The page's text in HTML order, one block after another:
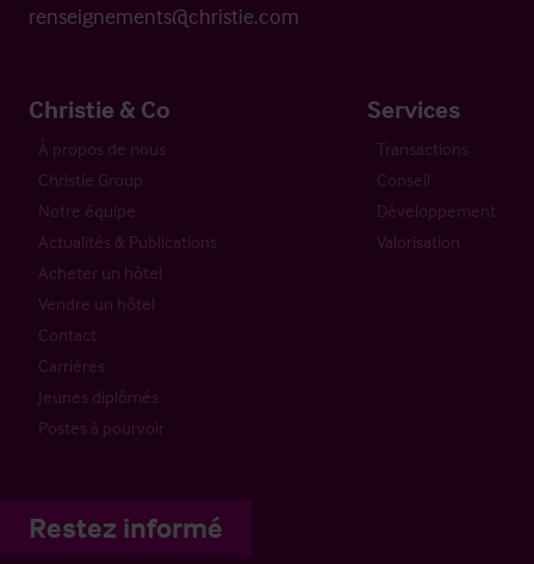
renseignements@christie.com
Christie & Co
À propos de nous
Christie Group
Notre équipe
Actualités & Publications
Acheter un hôtel
Vendre un hôtel
Contact
Carrières
Jeunes diplômés
Postes à pourvoir
Services
Transactions
Conseil
Développement
Valorisation
Restez informé